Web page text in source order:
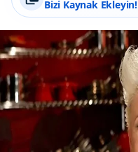
Bizi Kaynak Ekleyin!